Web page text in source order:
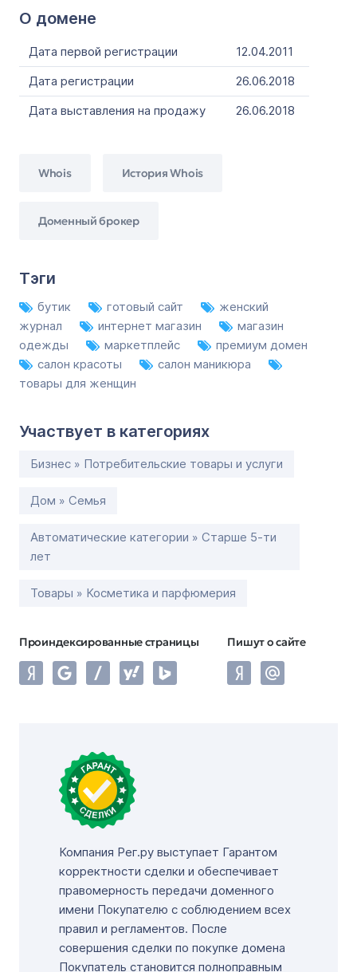
О домене
Дата первой регистрации
12.04.2011
Дата регистрации
26.06.2018
Дата выставления на продажу
26.06.2018
Whois История Whois
Доменный брокер
Тэги
бутик готовый сайт
женский
журнал
интернет магазин
магазин
одежды
маркетплейс
премиум домен
салон красоты
салон маникюра
товары для женщин
Участвует в категориях
Бизнес » Потребительские товары и услуги
Дом » Семья
Автоматические категории » Старше 5-ти
лет
Товары » Косметика и парфюмерия
Проиндексированные страницы Пишут о сайте
Компания Рег.ру выступает Гарантом
корректности сделки и обеспечивает
правомерность передачи доменного
имени Покупателю с соблюдением всех
правил и регламентов. После
совершения сделки по покупке домена
Покупатель становится полноправным